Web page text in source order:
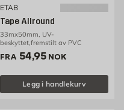
ETAB
Tape Allround
33mx50mm, UV-
beskyttet,fremstilt av PVC
FRA Pris 54.95 NOK /stk
54,95 NOK
Legg i handlekurv